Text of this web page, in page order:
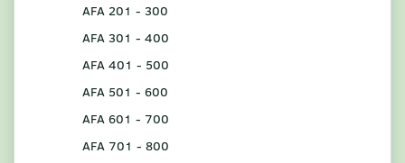
AFA 201 - 300
AFA 301 - 400
AFA 401 - 500
AFA 501 - 600
AFA 601 - 700
AFA 701 - 800